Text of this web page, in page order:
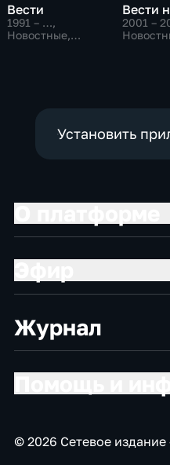
Вести
1991 – …,
Новостные,
Вести
2001 –
Установить
Журнал
© 2026 Сетевое